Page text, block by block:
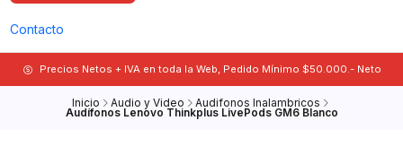
Contacto
Precios Netos + IVA en toda la Web, Pedido Mínimo $50.000.- Neto
Inicio Audio y Video Audifonos Inalambricos
Audífonos Lenovo Thinkplus LivePods GM6 Blanco